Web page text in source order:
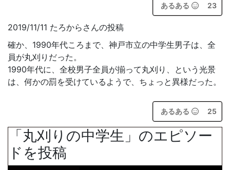
あるある 23
2019/11/11 たろからさんの投稿
確か、1990年代ころまで、神戸市立の中学生男子は、全
員が丸刈りだった。
1990年代に、全校男子全員が揃って丸刈り、という光景
は、何かの罰を受けているようで、ちょっと異様だった。
あるある 25
「丸刈りの中学生」のエピソー
ドを投稿